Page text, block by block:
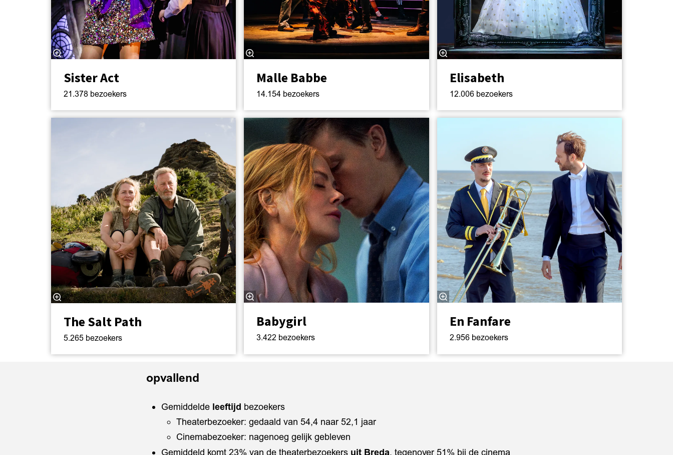
Sister Act
21.378 bezoekers
Malle Babbe
14.154 bezoekers
Elisabeth
12.006 bezoekers
The Salt Path
5.265 bezoekers
Babygirl
3.422 bezoekers
En Fanfare
2.956 bezoekers
opvallend
Gemiddelde leeftijd bezoekers
Theaterbezoeker: gedaald van 54,4 naar 52,1 jaar
Cinemabezoeker: nagenoeg gelijk gebleven
Gemiddeld komt 23% van de theaterbezoekers uit Breda, tegenover 51% bij de cinema